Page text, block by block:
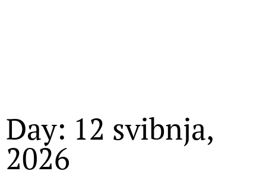
Day: 12 svibnja,
2026